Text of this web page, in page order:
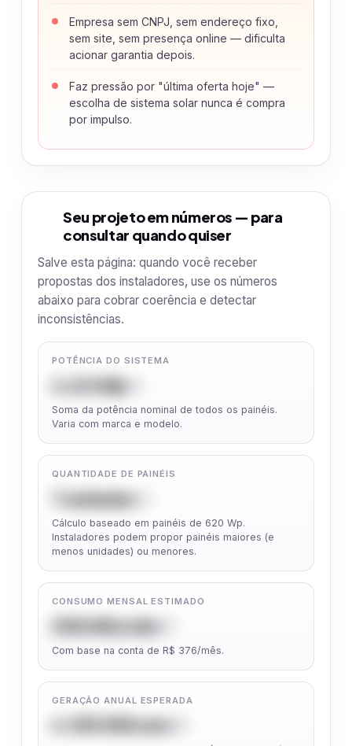
Empresa sem CNPJ, sem endereço fixo,
sem site, sem presença online — dificulta
acionar garantia depois.
Faz pressão por "última oferta hoje" —
escolha de sistema solar nunca é compra
por impulso.
Seu projeto em números — para
consultar quando quiser
Salve esta página: quando você receber
propostas dos instaladores, use os números
abaixo para cobrar coerência e detectar
inconsistências.
POTÊNCIA DO SISTEMA
4,42 kWp
Soma da potência nominal de todos os painéis.
Varia com marca e modelo.
QUANTIDADE DE PAINÉIS
7 unidades
Cálculo baseado em painéis de 620 Wp.
Instaladores podem propor painéis maiores (e
menos unidades) ou menores.
CONSUMO MENSAL ESTIMADO
538 kWh/mês
Com base na conta de R$ 376/mês.
GERAÇÃO ANUAL ESPERADA
6.450 kWh/ano